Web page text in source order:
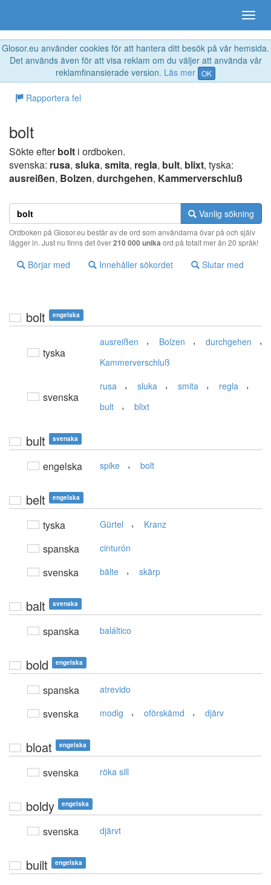
Glosor.eu använder cookies för att hantera ditt besök på vår hemsida.
Det används även för att visa reklam om du väljer att använda vår
reklamfinansierade version. Läs mer OK
Rapportera fel
bolt
Sökte efterbolt i ordboken.
svenska: rusa, sluka, smita, regla, bult, blixt, tyska:
ausreißen, Bolzen, durchgehen, Kammerverschluß
Vanlig sökning
Ordboken på Glosor.eu består av de ord som användarna övar på och själv
lägger in. Just nu finns det över210 000 unika ord på totalt mer än 20 språk!
Börjar med Innehåller sökordet Slutar med
bolt engelska
tyska
ausreißen , Bolzen , durchgehen ,
Kammerverschluß
svenska
rusa , sluka , smita , regla ,
bult , blixt
bult svenska
engelska spike , bolt
belt engelska
tyska Gürtel , Kranz
spanska cinturón
svenska bälte , skärp
balt svenska
spanska baláltico
bold engelska
spanska atrevido
svenska modig , oförskämd , djärv
bloat engelska
svenska röka sill
boldy engelska
svenska djärvt
built engelska